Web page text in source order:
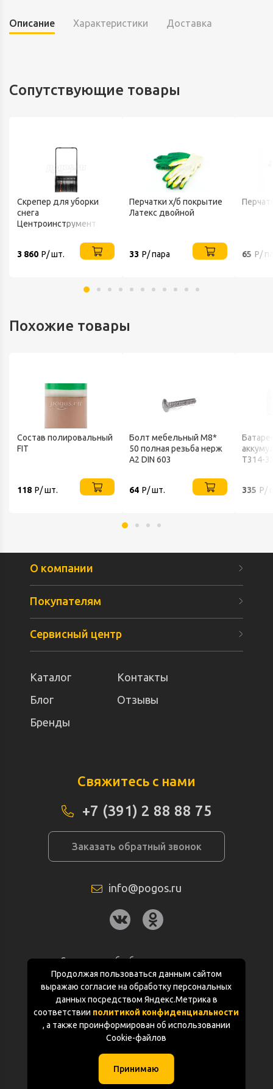
Описание Характеристики Доставка
Сопутствующие товары
Скрепер для уборки
снега
Центроинструмент
3 860 Р/ шт.
Перчатки х/б покрытие
Латекс двойной
33 Р/ пара 65 Р/
Похожие товары
Состав полировальный
FIT
118 Р/ шт.
Болт мебельный М8*
50 полная резьба нерж
А2 DIN 603
64 Р/ шт.
T314-
335 Р/
Продолжая пользоваться данным сайтом
выражаю согласие на обработку персональных
данных посредством Яндекс.Метрика в
соответствии политикой конфиденциальности
, а также проинформирован об использовании
Cookie-файлов
Принимаю
О компании
Покупателям
Сервисный центр
Каталог
Контакты
Блог
Отзывы
Бренды
Свяжитесь с нами
+7 (391) 2 88 88 75
Заказать обратный звонок
info@pogos.ru
Согласие на обработку персональных
данных
Политика конфиденциальности
Документация
(с) «POGOS.ru» 2010-2026 (ИП Чивчян М.Р.)